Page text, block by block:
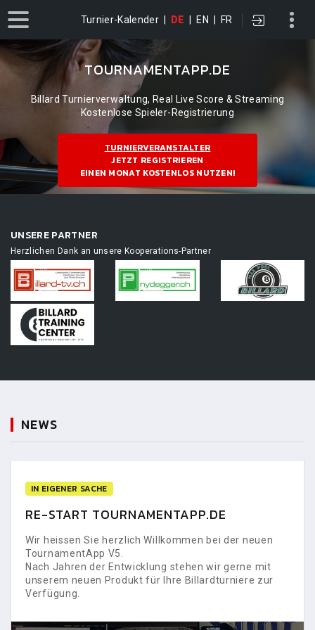
Turnier-Kalender DE EN FR
TOURNAMENTAPP.DE
Billard Turnierverwaltung, Real Live Score & Streaming
Kostenlose Spieler-Registrierung
TURNIERVERANSTALTER
JETZT REGISTRIEREN
EINEN MONAT KOSTENLOS NUTZEN!
UNSERE PARTNER
Herzlichen Dank an unsere Kooperations-Partner
NEWS
IN EIGENER SACHE
RE-START TOURNAMENTAPP.DE
Wir heissen Sie herzlich Willkommen bei der neuen
TournamentApp V5.
Nach Jahren der Entwicklung stehen wir gerne mit
unserem neuen Produkt für Ihre Billardturniere zur
Verfügung.